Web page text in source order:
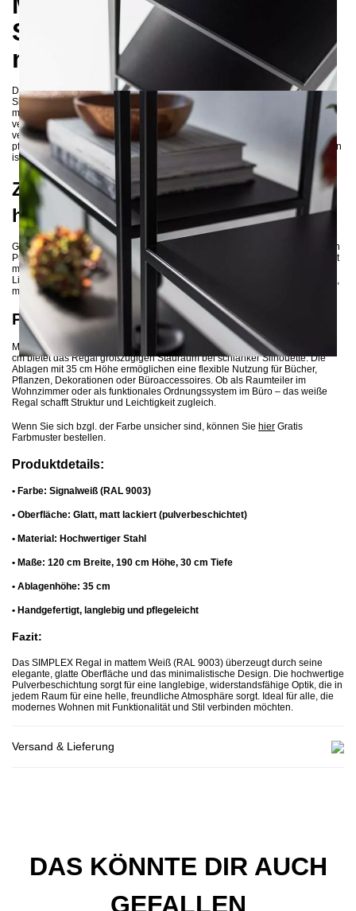
SIMPLEX in glattem,
mattem Weiß
Das SIMPLEX Regal besticht durch seine klare, moderne Optik in
Signalweiß, exakt nach dem RAL-Farbton 9003. Die Oberfläche ist glatt und
matt lackiert, was dem Möbelstück eine edle, zurückhaltende Eleganz
verleiht. Dieses feine, matte Finish sorgt für eine angenehme Haptik und
verhindert störende Spiegelungen, während es gleichzeitig besonders
pflegeleicht und widerstandsfähig gegenüber Kratzern und Fingerabdrücken
ist.
Zeitloses Design trifft auf
hochwertige Verarbeitung
Gefertigt aus robustem Stahl und handgefertigt mit einer umweltfreundlichen
Pulverbeschichtung in RAL 9003, vereint das SIMPLEX Regal Funktionalität
mit zeitloser Ästhetik. Die glatte, matte Oberfläche unterstreicht die klare
Linienführung und macht das Regal zum perfekten Möbelstück für moderne,
minimalistische und skandinavisch inspirierte Einrichtungsstile.
Praktische Maße und vielseitige Nutzung
Mit einer Breite von 120 cm, einer Tiefe von 30 cm und einer Höhe von 190
cm bietet das Regal großzügigen Stauraum bei schlanker Silhouette. Die
Ablagen mit 35 cm Höhe ermöglichen eine flexible Nutzung für Bücher,
Pflanzen, Dekorationen oder Büroaccessoires. Ob als Raumteiler im
Wohnzimmer oder als funktionales Ordnungssystem im Büro – das weiße
Regal schafft Struktur und Leichtigkeit zugleich.
Wenn Sie sich bzgl. der Farbe unsicher sind, können Sie hier Gratis
Farbmuster bestellen.
Produktdetails:
• Farbe: Signalweiß (RAL 9003)
• Oberfläche: Glatt, matt lackiert (pulverbeschichtet)
• Material: Hochwertiger Stahl
• Maße: 120 cm Breite, 190 cm Höhe, 30 cm Tiefe
• Ablagenhöhe: 35 cm
• Handgefertigt, langlebig und pflegeleicht
Fazit:
Das SIMPLEX Regal in mattem Weiß (RAL 9003) überzeugt durch seine
elegante, glatte Oberfläche und das minimalistische Design. Die hochwertige
Pulverbeschichtung sorgt für eine langlebige, widerstandsfähige Optik, die in
jedem Raum für eine helle, freundliche Atmosphäre sorgt. Ideal für alle, die
modernes Wohnen mit Funktionalität und Stil verbinden möchten.
Versand & Lieferung
DAS KÖNNTE DIR AUCH
GEFALLEN